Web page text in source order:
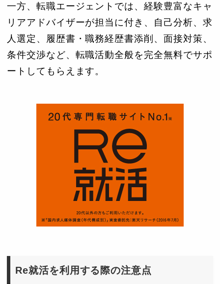
一方、転職エージェントでは、経験豊富なキャ
リアアドバイザーが担当に付き、自己分析、求
人選定、履歴書・職務経歴書添削、面接対策、
条件交渉など、転職活動全般を完全無料でサポ
ートしてもらえます。
Re就活を利用する際の注意点